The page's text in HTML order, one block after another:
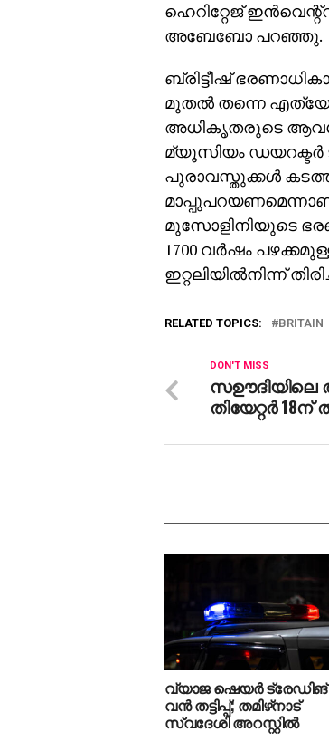
ഹെറിറ്റേജ്
അബേബോ പറഞ്ഞു.
ബ്രിട്ടീഷ്
മുതല്‍ തന്നെ
അധികൃതരുടെ
മ്യൂസിയം ഡയറക്ടര്‍
പുരാവസ്തുക്കള്‍
മുസോളിനിയുടെ
1700 വര്‍ഷം
ഇറ്റലിയില്‍നിന്ന്
RELATED TOPICS: BRITAIN
DON'T MISS
സഊദിയിലെ
തിയേറ്റര്‍
വ്യാജ ഷെയര്‍ ട്രേഡിങ്
വന്‍ തട്ടിപ്പ്; തമിഴ്‌നാട്
സ്വദേശി അറസ്റ്റില്‍